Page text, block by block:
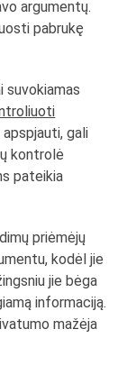
argumentų.
pabrukę
suvokiamas
apspjauti, gali
kontrolė
pateikia
priėmėjų
kodėl jie
jie bėga
informaciją.
mažėja